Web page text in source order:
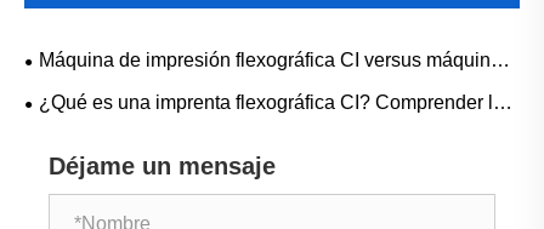
Máquina de impresión flexográfica CI versus máquina
de impresión flexográfica horizontal en línea: ¿Cuál es la
¿Qué es una imprenta flexográfica CI? Comprender la
calidad
Déjame un mensaje